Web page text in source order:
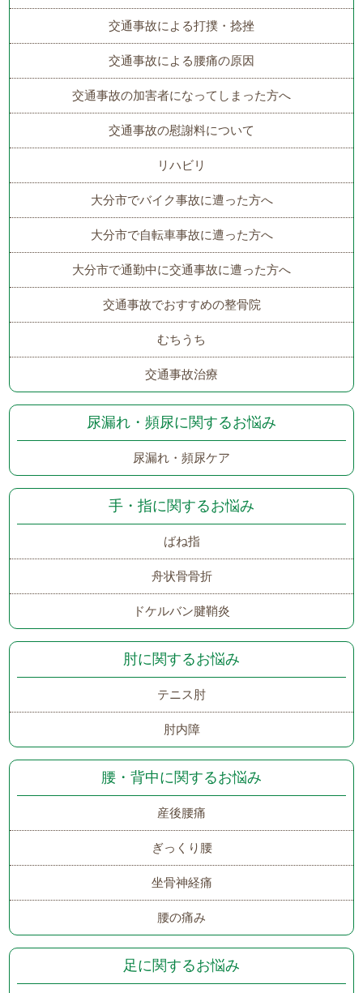
交通事故による打撲・捻挫
交通事故による腰痛の原因
交通事故の加害者になってしまった方へ
交通事故の慰謝料について
リハビリ
大分市でバイク事故に遭った方へ
大分市で自転車事故に遭った方へ
大分市で通勤中に交通事故に遭った方へ
交通事故でおすすめの整骨院
むちうち
交通事故治療
尿漏れ・頻尿に関するお悩み
尿漏れ・頻尿ケア
手・指に関するお悩み
ばね指
舟状骨骨折
ドケルバン腱鞘炎
肘に関するお悩み
テニス肘
肘内障
腰・背中に関するお悩み
産後腰痛
ぎっくり腰
坐骨神経痛
腰の痛み
足に関するお悩み